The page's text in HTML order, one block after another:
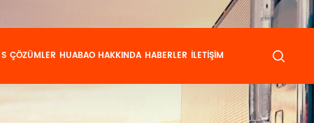
ÇÖZÜMLER HUABAO HAKKINDA HABERLER İLETIŞIM